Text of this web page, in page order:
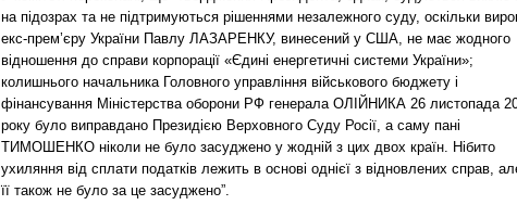
на підозрах та не підтримуються рішеннями незалежного суду, оскільки
екс-прем’єру України Павлу ЛАЗАРЕНКУ, винесений у США, не має жодного
відношення до справи корпорації «Єдині енергетичні системи України»;
колишнього начальника Головного управління військового бюджету і
фінансування Міністерства оборони РФ генерала ОЛІЙНИКА 26 листопада
року було виправдано Президією Верховного Суду Росії, а саму пані
ТИМОШЕНКО ніколи не було засуджено у жодній з цих двох країн. Нібито
ухиляння від сплати податків лежить в основі однієї з відновлених справ,
її також не було за це засуджено”.